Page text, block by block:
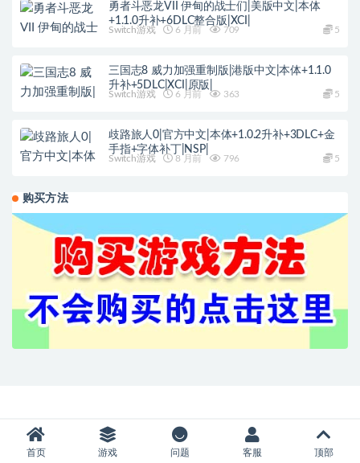
勇者斗恶龙VII 伊甸的战士们|美版中文|本体
+1.1.0升补+6DLC整合版|XCI|
Switch游戏 6 月前 709 5
三国志8 威力加强重制版|港版中文|本体+1.1.0
升补+5DLC|XCI|原版|
Switch游戏 6 月前 363 5
歧路旅人0|官方中文|本体+1.0.2升补+3DLC+金
手指+字体补丁|NSP|
Switch游戏 8 月前 796 5
购买方法
首页 游戏 问题 客服 顶部